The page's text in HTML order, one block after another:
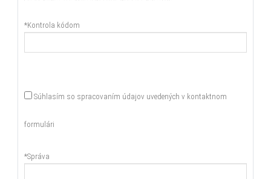
*Kontrola kódom
Súhlasím so spracovaním údajov uvedených v kontaktnom
formulári
*Správa